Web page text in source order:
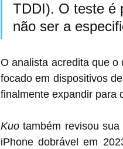
TDDI). O teste é
não ser a
O analista acredita que o
focado em dispositivos
Kuo também revisou sua
‌iPhone‌ dobrável em 2023, explicando que agora ela precisa ser revisada para 2025, no